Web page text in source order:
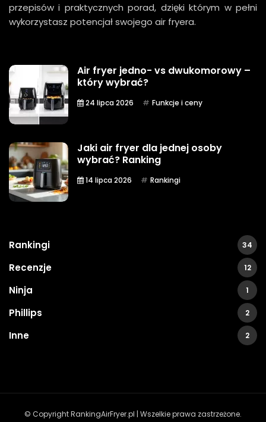
przepisów i praktycznych porad, dzięki którym w pełni
wykorzystasz potencjał swojego air fryera.
Air fryer jedno- vs dwukomorowy –
który wybrać?
24 lipca 2026 Funkcje i ceny
Jaki air fryer dla jednej osoby
wybrać? Ranking
14 lipca 2026 Rankingi
Rankingi 34
Recenzje 12
Ninja 1
Phillips 2
Inne 2
© Copyright RankingAirFryer.pl | Wszelkie prawa zastrzeżone.